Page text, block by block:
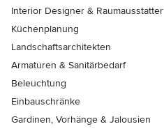
Interior Designer & Raumausstatter
Küchenplanung
Landschaftsarchitekten
Armaturen & Sanitärbedarf
Beleuchtung
Einbauschränke
Gardinen, Vorhänge & Jalousien